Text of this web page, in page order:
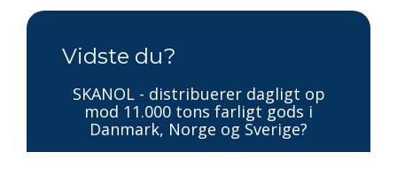
Vidste du?
SKANOL - distribuerer dagligt op
mod 11.000 tons farligt gods i
Danmark, Norge og Sverige?